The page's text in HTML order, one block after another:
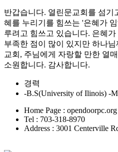
반갑습니다. 열린문교회를 섬
혜를 누리기를 힘쓰는 '은혜가
루려고 힘쓰고 있습니다. 은혜
부족한 점이 많이 있지만 하나
교회, 주님에게 자랑할 만한 열
소원합니다. 감사합니다.
경력
-B.S(University of Ilinois) -
Home Page : opendoorpc.org
Tel : 703-318-8970
Address : 3001 Centerville